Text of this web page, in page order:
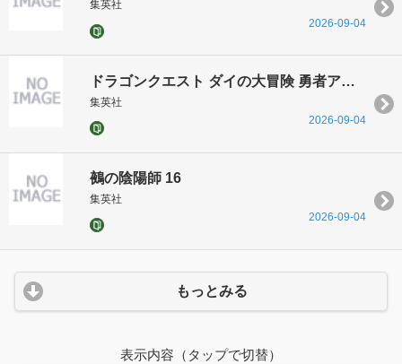
集英社
2026-09-04
ドラゴンクエスト ダイの大冒険 勇者アバンと獄炎の魔王 16
集英社
2026-09-04
鵺の陰陽師 16
集英社
2026-09-04
もっとみる
表示内容（タップで切替）